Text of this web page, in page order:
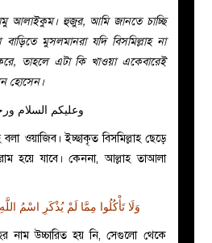
আলাইকুম। হুজুর, আমি জানতে চাচ্ছি
বাড়িতে মুসলমানরা যদি বিসমিল্লাহ না
তাহলে এটা কি খাওয়া একেবারেই
হোসেন।
وعليكم السلام
ওয়াজিব। ইচ্ছাকৃত বিসমিল্লাহ ছেড়ে
হয়ে যাবে। কেননা, আল্লাহ তাআলা
وَلَا تَأْكُلُوا مِمَّا لَمْ يُذْكَرِ اسْمُ
নাম উচ্চারিত হয় নি, সেগুলো থেকে